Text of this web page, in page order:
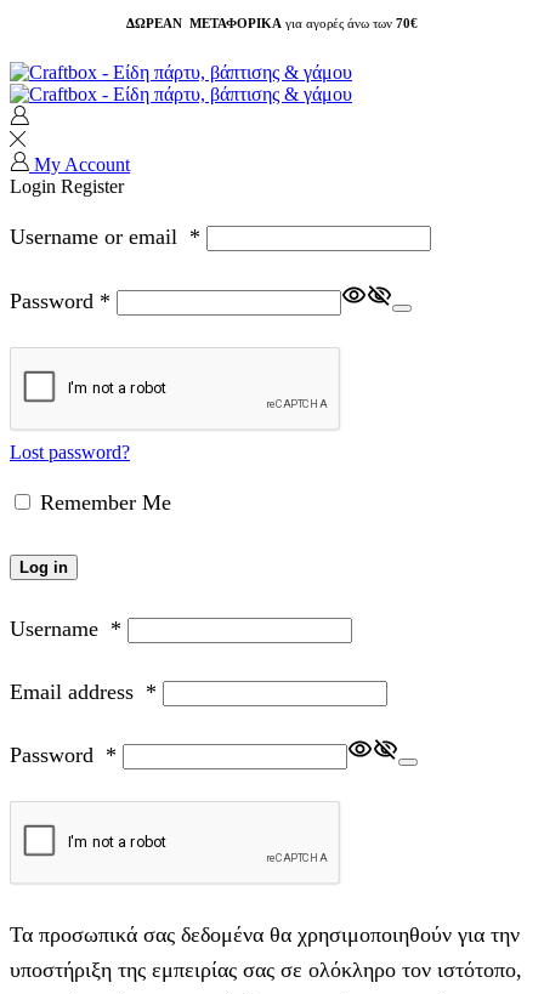
ΔΩΡΕΑΝ ΜΕΤΑΦΟΡΙΚΑ για αγορές άνω των 70€
My Account
Login Register
Username or email *
Password *
Lost password?
Remember Me
Log in
Username *
Email address *
Password *
Τα προσωπικά σας δεδομένα θα χρησιμοποιηθούν για την
υποστήριξη της εμπειρίας σας σε ολόκληρο τον ιστότοπο,